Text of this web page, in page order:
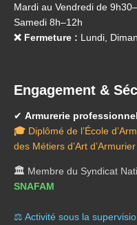
Mardi au Vendredi de
Samedi 8h–12h
❌ Fermeture : Lundi,
Engagement &
✔ Armurerie
🎓 Diplômé de l’École
des Métiers d’Art d’Armurier
🏛️ Membre du Syndicat
SNAFAM
⚖️ Activité sous la